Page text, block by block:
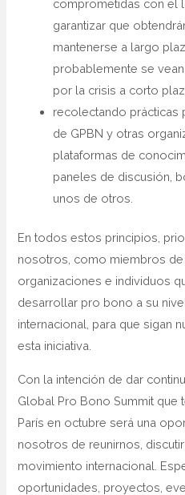
comprometidas con el
garantizar que
mantenerse a largo
probablemente se
por la crisis a corto
recolectando
de GPBN y otras
plataformas de
paneles de discusión,
unos de otros.
En todos estos principios,
nosotros, como miembros de
organizaciones e individuos
desarrollar pro bono a su
internacional, para que sigan
esta iniciativa.
Con la intención de dar
Global Pro Bono Summit que
París en octubre será una
nosotros de reunirnos,
movimiento internacional.
oportunidades, proyectos,